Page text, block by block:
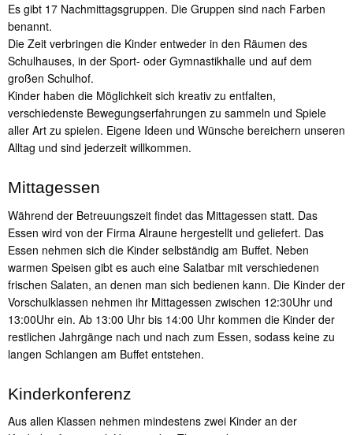
Es gibt 17 Nachmittagsgruppen. Die Gruppen sind nach Farben
benannt.
Die Zeit verbringen die Kinder entweder in den Räumen des
Schulhauses, in der Sport- oder Gymnastikhalle und auf dem
großen Schulhof.
Kinder haben die Möglichkeit sich kreativ zu entfalten,
verschiedenste Bewegungserfahrungen zu sammeln und Spiele
aller Art zu spielen. Eigene Ideen und Wünsche bereichern unseren
Alltag und sind jederzeit willkommen.
Mittagessen
Während der Betreuungszeit findet das Mittagessen statt. Das
Essen wird von der Firma Alraune hergestellt und geliefert. Das
Essen nehmen sich die Kinder selbständig am Buffet. Neben
warmen Speisen gibt es auch eine Salatbar mit verschiedenen
frischen Salaten, an denen man sich bedienen kann. Die Kinder der
Vorschulklassen nehmen ihr Mittagessen zwischen 12:30Uhr und
13:00Uhr ein. Ab 13:00 Uhr bis 14:00 Uhr kommen die Kinder der
restlichen Jahrgänge nach und nach zum Essen, sodass keine zu
langen Schlangen am Buffet entstehen.
Kinderkonferenz
Aus allen Klassen nehmen mindestens zwei Kinder an der